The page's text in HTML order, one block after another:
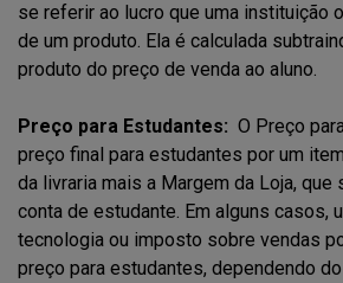
se referir ao lucro que uma instituição
de um produto. Ela é calculada
produto do preço de venda ao aluno.
Preço para Estudantes: O Preço
preço final para estudantes por um
da livraria mais a Margem da Loja, que
conta de estudante. Em alguns casos,
tecnologia ou imposto sobre vendas
preço para estudantes, dependendo